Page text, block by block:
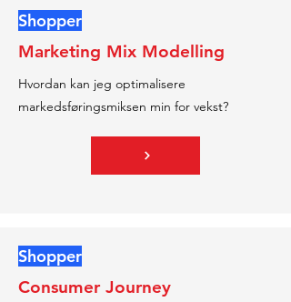
Shopper
Marketing Mix Modelling
Hvordan kan jeg optimalisere
markedsføringsmiksen min for vekst?
Shopper
Consumer Journey